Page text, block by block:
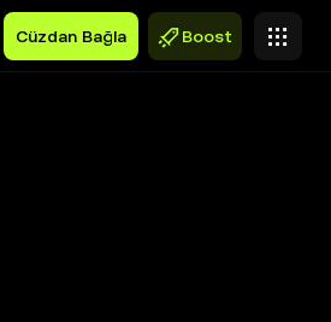
Cüzdan Bağla Boost